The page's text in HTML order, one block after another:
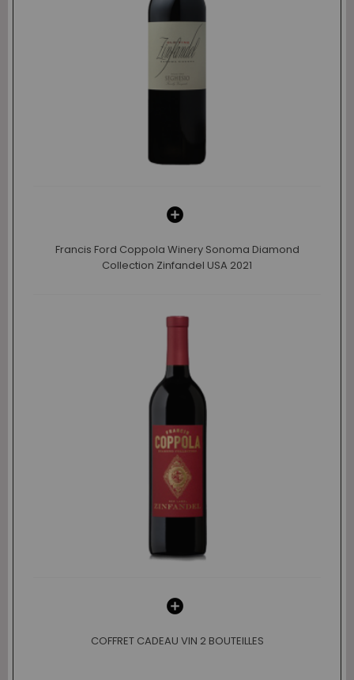
Francis Ford Coppola Winery Sonoma Diamond
Collection Zinfandel USA 2021
COFFRET CADEAU VIN 2 BOUTEILLES